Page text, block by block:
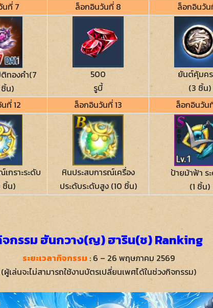
นที่ 7 ล็อกอินวันที่ 8 ล็อกอินวัน
ทองคำ(7
ชิ้น)
500
รูบี้
ยันต์คุ้มค
(3 ชิ้น)
ที่ 12 ล็อกอินวันที่ 13 ล็อกอินวัน
กราะระดับ
ชิ้น)
หินประสบการณ์เครื่อง
ประดับระดับสูง (10 ชิ้น)
ป้ายม้าฟ้า ร
(1 ชิ้น)
กรรม ฮันกวาง(ญ) ฮาริน(ช) Ranking
ระยะเวลากิจกรรม: 6 – 26 พฤษภาคม 2569
(ผู้เล่นจะไม่สามารถใช้งานบัตรเปลี่ยนเพศได้ในช่วงกิจกรรม)